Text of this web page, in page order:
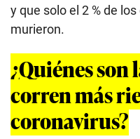
y que solo el 2 % de
murieron.
¿Quiénes son
corren más
coronavirus?